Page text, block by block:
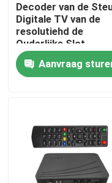
Thuis
Producten
Over ons
Decoder van de
Digitale TV van de
resolutiehd de
Ouderlijke Slot
Geavanceerde
VeiligheidAanvraag